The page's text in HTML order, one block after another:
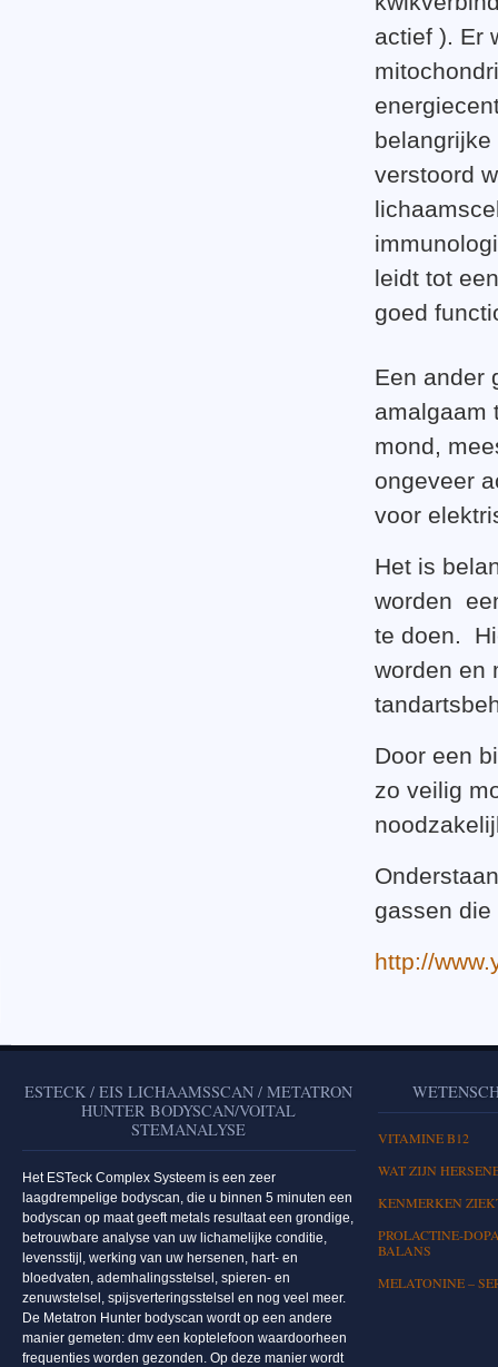
actief ). Er
verstoord
leidt tot
goed
Een ander
amalgaam
mond,
ongeveer
voor
Het is
worden
te doen.
worden en
Door een
zo veilig
gassen
http://
ESTECK / EIS LICHAAMSSCAN / METATRON
HUNTER BODYSCAN/VOITAL
STEMANALYSE
Het ESTeck Complex Systeem is een zeer
laagdrempelige bodyscan, die u binnen 5 minuten een
bodyscan op maat geeft metals resultaat een grondige,
betrouwbare analyse van uw lichamelijke conditie,
levensstijl, werking van uw hersenen, hart- en
bloedvaten, ademhalingsstelsel, spieren- en
zenuwstelsel, spijsverteringsstelsel en nog veel meer.
De Metatron Hunter bodyscan wordt op een andere
manier gemeten: dmv een koptelefoon waardoorheen
frequenties worden gezonden. Op deze manier wordt
VITAMINE B12
WAT ZIJN
KENMERKEN
PROLACTINE-
BALANS
MELATONINE –